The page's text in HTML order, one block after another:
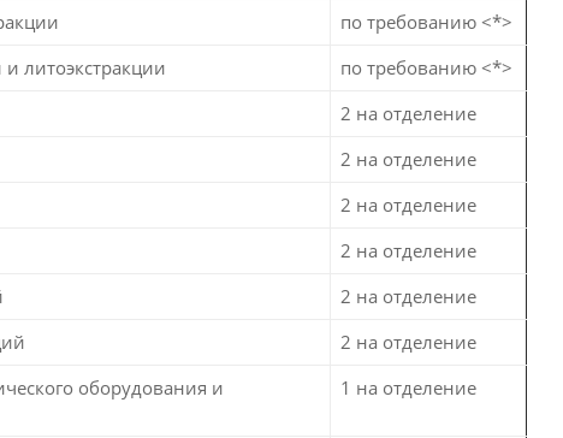
по требованию <*>
литоэкстракции
по требованию <*>
2 на отделение
2 на отделение
2 на отделение
2 на отделение
2 на отделение
2 на отделение
оборудования и
1 на отделение